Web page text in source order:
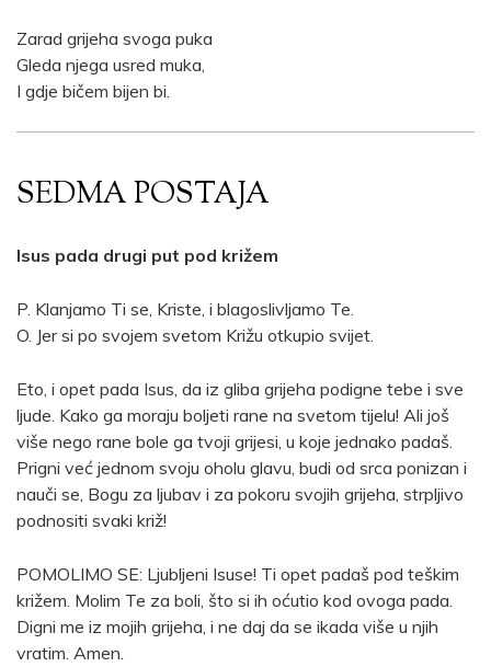
Zarad grijeha svoga puka
Gleda njega usred muka,
I gdje bičem bijen bi.
SEDMA POSTAJA
Isus pada drugi put pod križem
P. Klanjamo Ti se, Kriste, i blagoslivljamo Te.
O. Jer si po svojem svetom Križu otkupio svijet.
Eto, i opet pada Isus, da iz gliba grijeha podigne tebe i sve
ljude. Kako ga moraju boljeti rane na svetom tijelu! Ali još
više nego rane bole ga tvoji grijesi, u koje jednako padaš.
Prigni već jednom svoju oholu glavu, budi od srca ponizan i
nauči se, Bogu za ljubav i za pokoru svojih grijeha, strpljivo
podnositi svaki križ!
POMOLIMO SE: Ljubljeni Isuse! Ti opet padaš pod teškim
križem. Molim Te za boli, što si ih oćutio kod ovoga pada.
Digni me iz mojih grijeha, i ne daj da se ikada više u njih
vratim. Amen.